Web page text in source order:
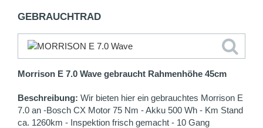
GEBRAUCHTRAD
Morrison E 7.0 Wave gebraucht Rahmenhöhe 45cm
Beschreibung: Wir bieten hier ein gebrauchtes Morrison E
7.0 an -Bosch CX Motor 75 Nm - Akku 500 Wh - Km Stand
ca. 1260km - Inspektion frisch gemacht - 10 Gang